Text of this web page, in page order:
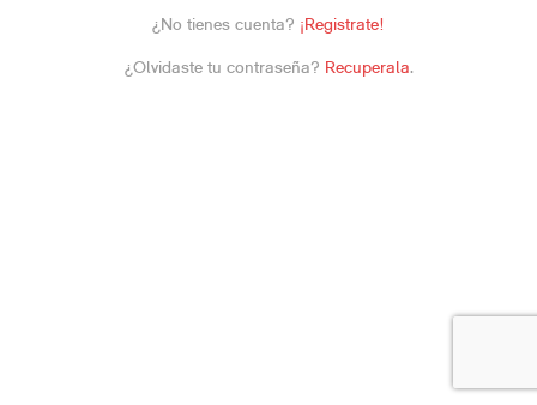
¿No tienes cuenta? ¡Registrate!
¿Olvidaste tu contraseña? Recuperala.